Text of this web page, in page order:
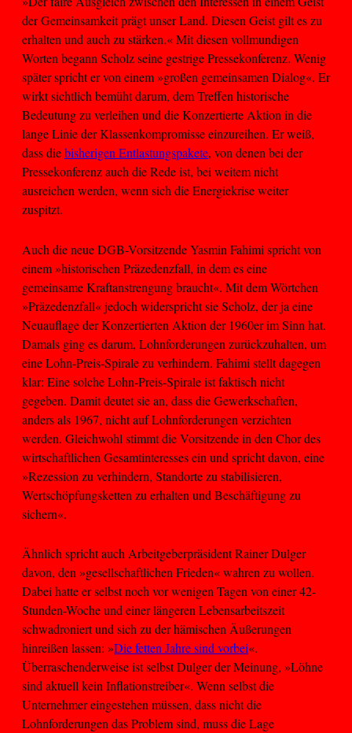
der Gemeinsamkeit prägt unser Land. Diesen Geist gilt es zu
erhalten und auch zu stärken.« Mit diesen vollmundigen
Worten begann Scholz seine gestrige Pressekonferenz. Wenig
später spricht er von einem »großen gemeinsamen Dialog«. Er
wirkt sichtlich bemüht darum, dem Treffen historische
Bedeutung zu verleihen und die Konzertierte Aktion in die
lange Linie der Klassenkompromisse einzureihen. Er weiß,
dass diebisherigen Entlastungspakete, von denen bei der
Pressekonferenz auch die Rede ist, bei weitem nicht
ausreichen werden, wenn sich die Energiekrise weiter
zuspitzt.
Auch die neue DGB-Vorsitzende Yasmin Fahimi spricht von
einem »historischen Präzedenzfall, in dem es eine
gemeinsame Kraftanstrengung braucht«. Mit dem Wörtchen
»Präzedenzfall« jedoch widerspricht sie Scholz, der ja eine
Neuauflage der Konzertierten Aktion der 1960er im Sinn hat.
Damals ging es darum, Lohnforderungen zurückzuhalten, um
eine Lohn-Preis-Spirale zu verhindern. Fahimi stellt dagegen
klar: Eine solche Lohn-Preis-Spirale ist faktisch nicht
gegeben. Damit deutet sie an, dass die Gewerkschaften,
anders als 1967, nicht auf Lohnforderungen verzichten
werden. Gleichwohl stimmt die Vorsitzende in den Chor des
wirtschaftlichen Gesamtinteresses ein und spricht davon, eine
»Rezession zu verhindern, Standorte zu stabilisieren,
Wertschöpfungsketten zu erhalten und Beschäftigung zu
sichern«.
Ähnlich spricht auch Arbeitgeberpräsident Rainer Dulger
davon, den »gesellschaftlichen Frieden« wahren zu wollen.
Dabei hatte er selbst noch vor wenigen Tagen von einer 42-
Stunden-Woche und einer längeren Lebensarbeitszeit
schwadroniert und sich zu der hämischen Äußerungen
hinreißen lassen: »Die fetten Jahre sind vorbei«.
Überraschenderweise ist selbst Dulger der Meinung, »Löhne
sind aktuell kein Inflationstreiber«. Wenn selbst die
Unternehmer eingestehen müssen, dass nicht die
Lohnforderungen das Problem sind, muss die Lage